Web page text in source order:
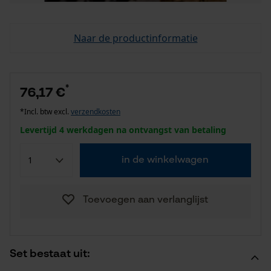
Naar de productinformatie
Set bestaat uit:
76,17 €*
*Incl. btw excl. verzendkosten
Levertijd 4 werkdagen na ontvangst van betaling
in de winkelwagen
Toevoegen aan verlanglijst